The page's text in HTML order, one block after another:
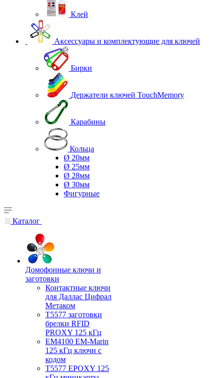
Клей
Аксессуары и комплектующие для ключей
Бирки
Держатели ключей TouchMemory
Карабины
Кольца
Ø 20мм
Ø 25мм
Ø 28мм
Ø 30мм
Фигурные
Каталог
Домофонные ключи и
заготовки
Контактные ключи
для Даллас Цифрал
Метаком
T5577 заготовки
брелки RFID
PROXY 125 кГц
EM4100 EM-Marin
125 кГц ключи с
кодом
T5577 EPOXY 125